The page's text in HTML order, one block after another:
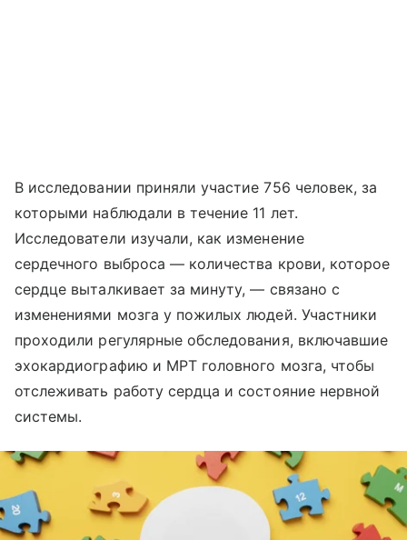
В исследовании приняли участие 756 человек, за
которыми наблюдали в течение 11 лет.
Исследователи изучали, как изменение
сердечного выброса — количества крови, которое
сердце выталкивает за минуту, — связано с
изменениями мозга у пожилых людей. Участники
проходили регулярные обследования, включавшие
эхокардиографию и МРТ головного мозга, чтобы
отслеживать работу сердца и состояние нервной
системы.